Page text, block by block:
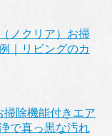
ノクリア）お掃
｜リビングのカ
掃除機能付きエア
で真っ黒な汚れ